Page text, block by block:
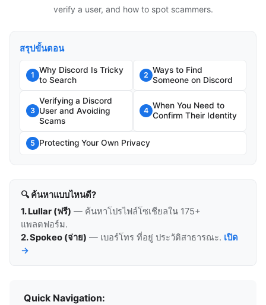
verify a user, and how to spot scammers.
สรุปขั้นตอน
1
Why Discord Is Tricky
to Search
2
Ways to Find
Someone on Discord
3
Verifying a Discord
User and Avoiding
Scams
4
When You Need to
Confirm Their Identity
5 Protecting Your Own Privacy
🔍 ค้นหาแบบไหนดี?
1. Lullar (ฟรี) — ค้นหาโปรไฟล์โซเชียลใน 175+
แพลตฟอร์ม.
2. Spokeo (จ่าย) — เบอร์โทร ที่อยู่ ประวัติสาธารณะ. เปิด
→
Quick Navigation: